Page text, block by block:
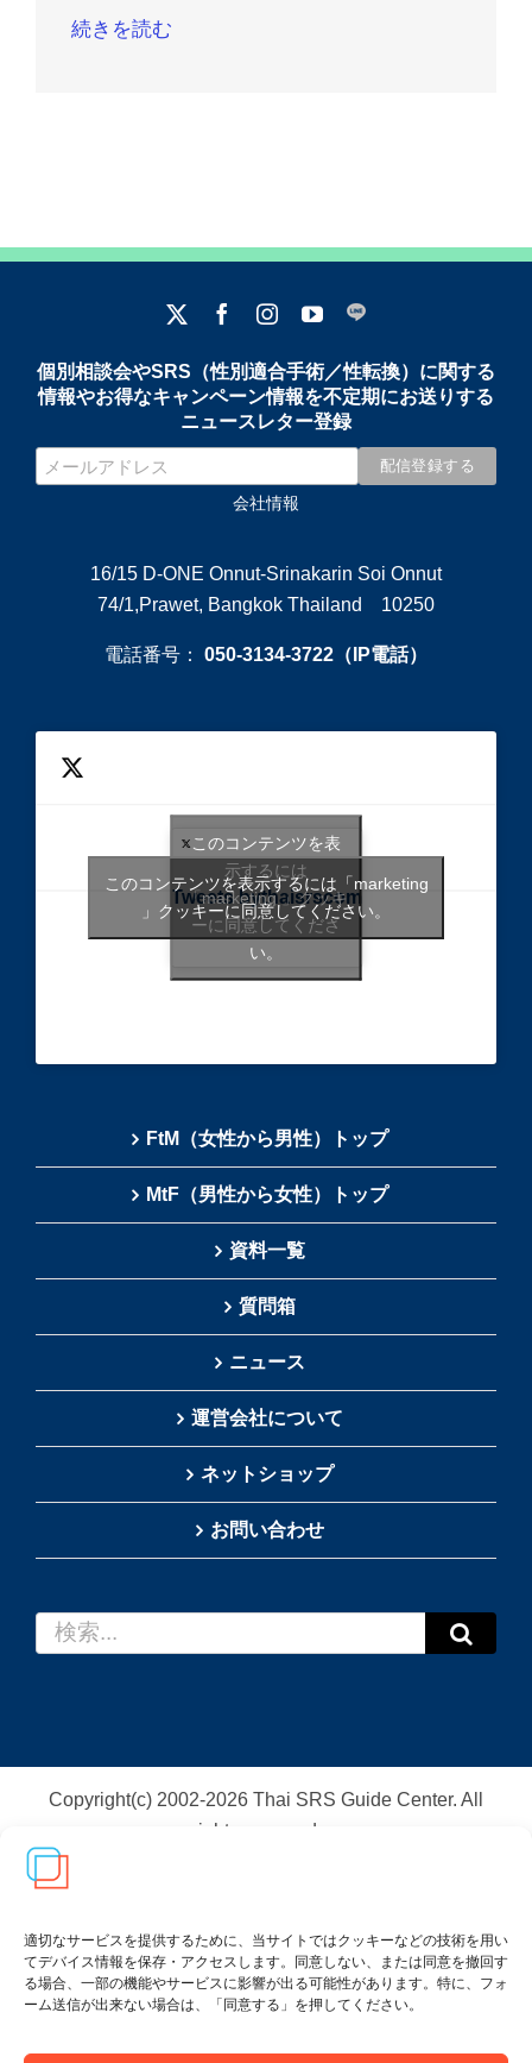
適切なサービスを提供するために、当サイトではクッキーなどの技術を用い
てデバイス情報を保存・アクセスします。同意しない、または同意を撤回す
る場合、一部の機能やサービスに影響が出る可能性があります。特に、フォ
ーム送信が出来ない場合は、「同意する」を押してください。
続きを読む
個別相談会やSRS（性別適合手術／性転換）に関する
情報やお得なキャンペーン情報を不定期にお送りする
ニュースレター登録
会社情報
16/15 D-ONE Onnut-Srinakarin Soi Onnut
74/1,Prawet, Bangkok Thailand 10250
電話番号： 050-3134-3722（IP電話）
Tweets bythaisrscom
このコンテンツを表
示するには
「marketing 」クッキ
ーに同意してくださ
い。
このコンテンツを表示するには「marketing
」クッキーに同意してください。
FtM（女性から男性）トップ
MtF（男性から女性）トップ
資料一覧
質問箱
ニュース
運営会社について
ネットショップ
お問い合わせ
索
Copyright(c) 2002-2026 Thai SRS Guide Center. All
rights reserved.
利用規約・特定商取引法に基づく表記